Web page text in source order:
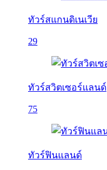
ทัวร์สแกนดิเนเวีย
29
ทัวร์สวิตเซอร์แลนด์
75
ทัวร์ฟินแลนด์